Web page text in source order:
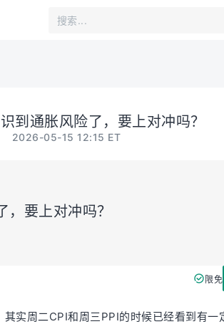
到通胀风险了，要上对冲吗？
2026-05-15 12:15 ET
要上对冲吗？
限免
实周二CPI和周三PPI的时候已经看到有一